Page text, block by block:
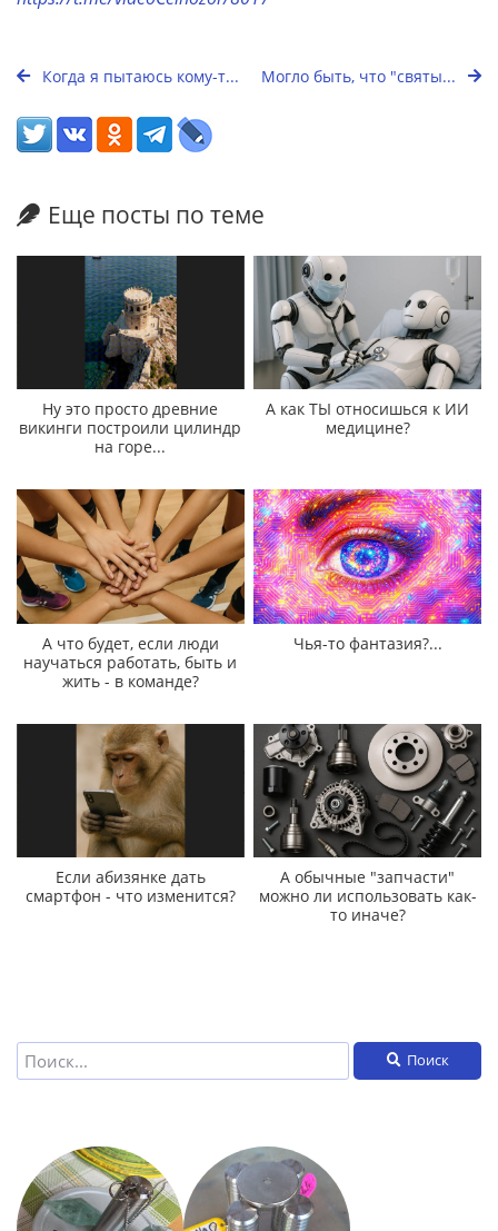
Когда я пытаюсь кому-т... Могло быть, что "святы...
Еще посты по теме
Ну это просто древние
викинги построили цилиндр
на горе...
А как ТЫ относишься к ИИ
медицине?
А что будет, если люди
научаться работать, быть и
жить - в команде?
Чья-то фантазия?...
Если абизянке дать
смартфон - что изменится?
А обычные "запчасти"
можно ли использовать как-
то иначе?
Поиск